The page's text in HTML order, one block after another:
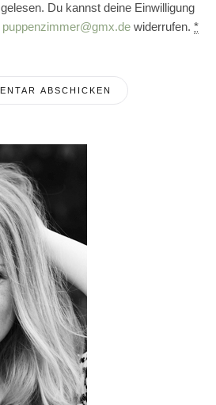
gelesen. Du kannst deine Einwilligung
puppenzimmer@gmx.de widerrufen. *